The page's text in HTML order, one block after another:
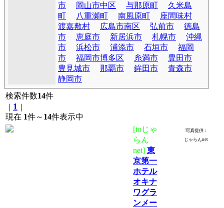
市
岡山市中区 与那原町
久米島
町
八重瀬町 南風原町
座間味村
渡嘉敷村
広島市南区 弘前市
徳島
市
恵庭市 新居浜市 札幌市
沖縄
市
浜松市 浦添市 石垣市
福岡
市
福岡市博多区 糸満市
豊田市
豊見城市
那覇市 鉾田市
青森市
静岡市
検索件数14件
1
現在 1件～ 14件表示中
[toじゃ
らん
net] 東
京第一
ホテル
オキナ
ワグラ
ンメー
写真提供：
じゃらんnet